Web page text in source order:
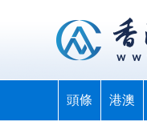
頭條 港澳